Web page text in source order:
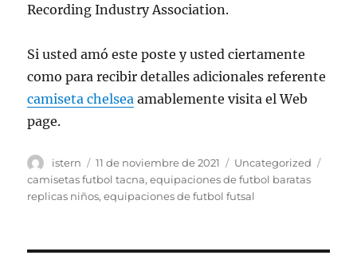
Recording Industry Association.
Si usted amó este poste y usted ciertamente
como para recibir detalles adicionales referente
camiseta chelsea amablemente visita el Web
page.
Autor
istern
Publicado
el
11 de noviembre de 2021 Categorías
Uncategorized
camisetas futbol tacna,equipaciones de futbol baratas
replicas niños,equipaciones de futbol futsal